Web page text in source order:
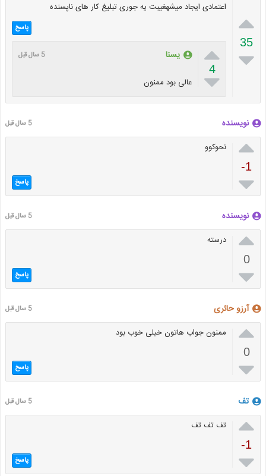

35

اعتمادی ایجاد میشهغیبت یه جوری تبلیغ کار های ناپسنده
پاسخ

4

یسنا 5 سال قبل
عالی بود ممنون
نویسنده 5 سال قبل

-1

نحوکوو
پاسخ
نویسنده 5 سال قبل

0

درسته
پاسخ
آرزو حائری 5 سال قبل

0

ممنون جواب هاتون خیلی خوب بود
پاسخ
تف 5 سال قبل

-1

تف تف تف
پاسخ